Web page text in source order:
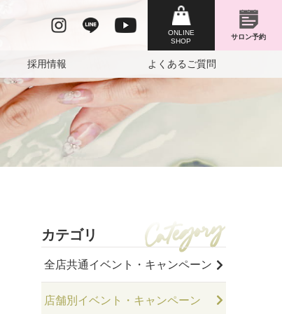
採用情報 よくあるご質問
カテゴリ
全店共通イベント・キャンペーン
店舗別イベント・キャンペーン